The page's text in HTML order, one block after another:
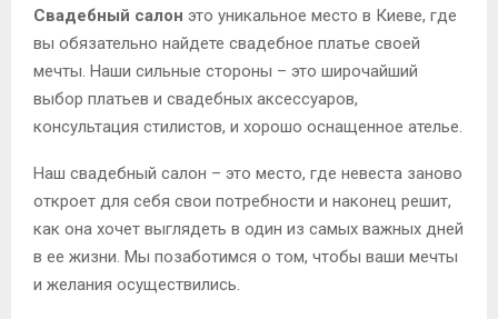
Свадебный салон это уникальное место в Киеве, где
вы обязательно найдете свадебное платье своей
мечты. Наши сильные стороны – это широчайший
выбор платьев и свадебных аксессуаров,
консультация стилистов, и хорошо оснащенное ателье.
Наш свадебный салон – это место, где невеста заново
откроет для себя свои потребности и наконец решит,
как она хочет выглядеть в один из самых важных дней
в ее жизни. Мы позаботимся о том, чтобы ваши мечты
и желания осуществились.